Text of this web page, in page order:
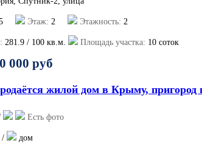
Этаж: 2 Этажность: 2
281.9 / 100 кв.м. Площадь участка: 10 соток
000 руб
жилой дом в Крыму,
Есть фото
/ дом